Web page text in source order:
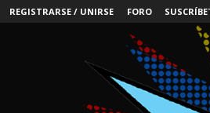
REGISTRARSE / UNIRSE FORO